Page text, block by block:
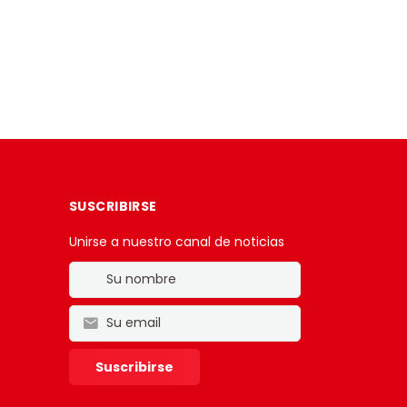
SUSCRIBIRSE
Unirse a nuestro canal de noticias